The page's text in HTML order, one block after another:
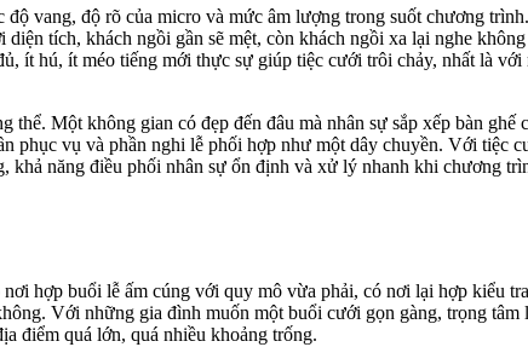
vang, độ rõ của micro và mức âm lượng trong suốt chương
tích, khách ngồi gần sẽ mệt, còn khách ngồi xa lại nghe
ít hú, ít méo tiếng mới thực sự giúp tiệc cưới trôi chảy, nhất là
Một không gian có đẹp đến đâu mà nhân sự sắp xếp bàn ghế
phục vụ và phần nghi lễ phối hợp như một dây chuyền. Với tiệc
năng điều phối nhân sự ổn định và xử lý nhanh khi chương
hợp buổi lễ ấm cúng với quy mô vừa phải, có nơi lại hợp kiểu
Với những gia đình muốn một buổi cưới gọn gàng, trọng
điểm quá lớn, quá nhiều khoảng trống.